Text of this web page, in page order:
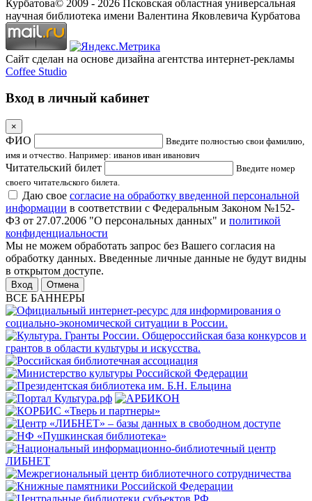
Курбатова© 2009 - 2026 Псковская областная универсальная
научная библиотека имени Валентина Яковлевича Курбатова
Сайт сделан на основе дизайна агентства интернет-рекламы
Coffee Studio
Вход в личный кабинет
×
ФИО
Введите полностью свои фамилию,
имя и отчество. Например: иванов иван иванович
Читательский билет
Введите номер
своего читательского билета.
Даю свое согласие на обработку введенной персональной
информации в соответствии с Федеральным Законом №152-
ФЗ от 27.07.2006 "О персональных данных" и политикой
конфиденциальности
Мы не можем обработать запрос без Вашего согласия на
обработку данных. Введенные личные данные не будут видны
в открытом доступе.
Отмена
ВСЕ БАННЕРЫ